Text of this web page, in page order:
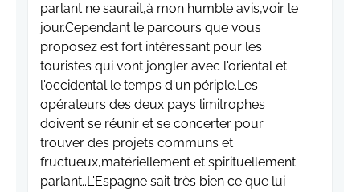
parlant ne saurait,à mon humble avis,voir le
jour.Cependant le parcours que vous
proposez est fort intéressant pour les
touristes qui vont jongler avec l'oriental et
l'occidental le temps d'un périple.Les
opérateurs des deux pays limitrophes
doivent se réunir et se concerter pour
trouver des projets communs et
fructueux,matériellement et spirituellement
parlant..L'Espagne sait très bien ce que lui